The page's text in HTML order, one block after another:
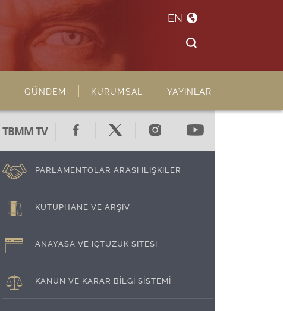
EN
GÜNDEM KURUMSAL YAYINLAR
TBMM TV
PARLAMENTOLAR ARASI İLİŞKİLER
KÜTÜPHANE VE ARŞİV
ANAYASA VE İÇTÜZÜK SİTESİ
KANUN VE KARAR BİLGİ SİSTEMİ